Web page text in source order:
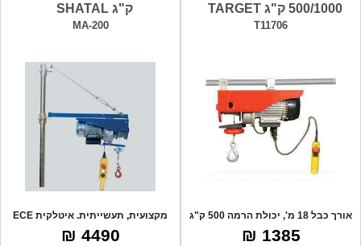
500/1000 ק"ג TARGET
T11706
אורך כבל 18 מ', יכולת הרמה 500 ק"ג
עם אפ
1385 ₪
ק"ג SHATAL
MA-200
מקצועית, תעשייתית. איטלקית ECE
לעבודה י
4490 ₪